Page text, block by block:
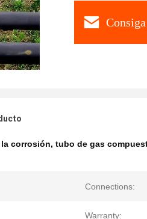
corrosión, tubo de gas
Connections:
Warranty: